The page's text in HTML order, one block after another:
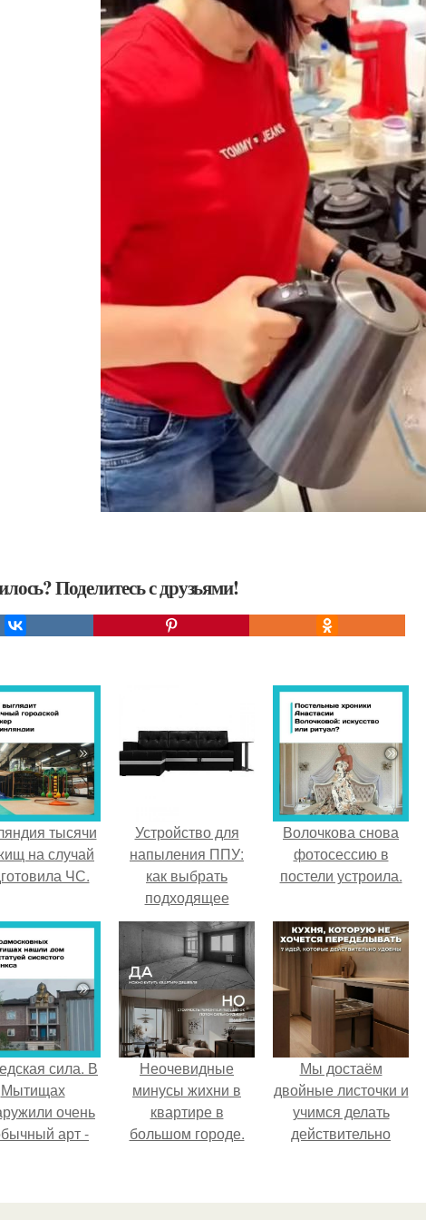
Поделитесь с друзьями!
тысячи
на случай
ЧС.
Устройство для
напыления ППУ:
как выбрать
подходящее
Волочкова снова
фотосессию в
постели устроила.
сила. В
Мытищах
очень
арт -
Неочевидные
минусы жихни в
квартире в
большом городе.
Мы достаём
двойные листочки и
учимся делать
действительно